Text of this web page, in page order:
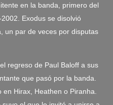
en la banda, primero del
Exodus se disolvió
un par de veces por disputas
regreso de Paul Baloff a sus
que pasó por la banda.
Hirax, Heathen o Piranha.